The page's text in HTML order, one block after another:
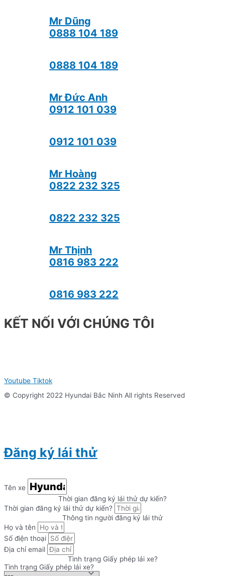
Mr Dũng
0888 104 189
0888 104 189
Mr Đức Anh
0912 101 039
0912 101 039
Mr Hoàng
0822 232 325
0822 232 325
Mr Thịnh
0816 983 222
0816 983 222
KẾT NỐI VỚI CHÚNG TÔI
Youtube Tiktok
© Copyright 2022 Hyundai Bắc Ninh All rights Reserved
Đăng ký lái thử
Tên xe
Thời gian đăng ký lái thử dự kiến?
Thời gian đăng ký lái thử dự kiến?
Thông tin người đăng ký lái thử
Họ và tên
Số điện thoại
Địa chỉ email
Tình trạng Giấy phép lái xe?
Tình trạng Giấy phép lái xe?